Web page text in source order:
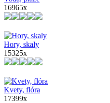
16965x
Hory, skaly
15325x
Kvety, flóra
17399x